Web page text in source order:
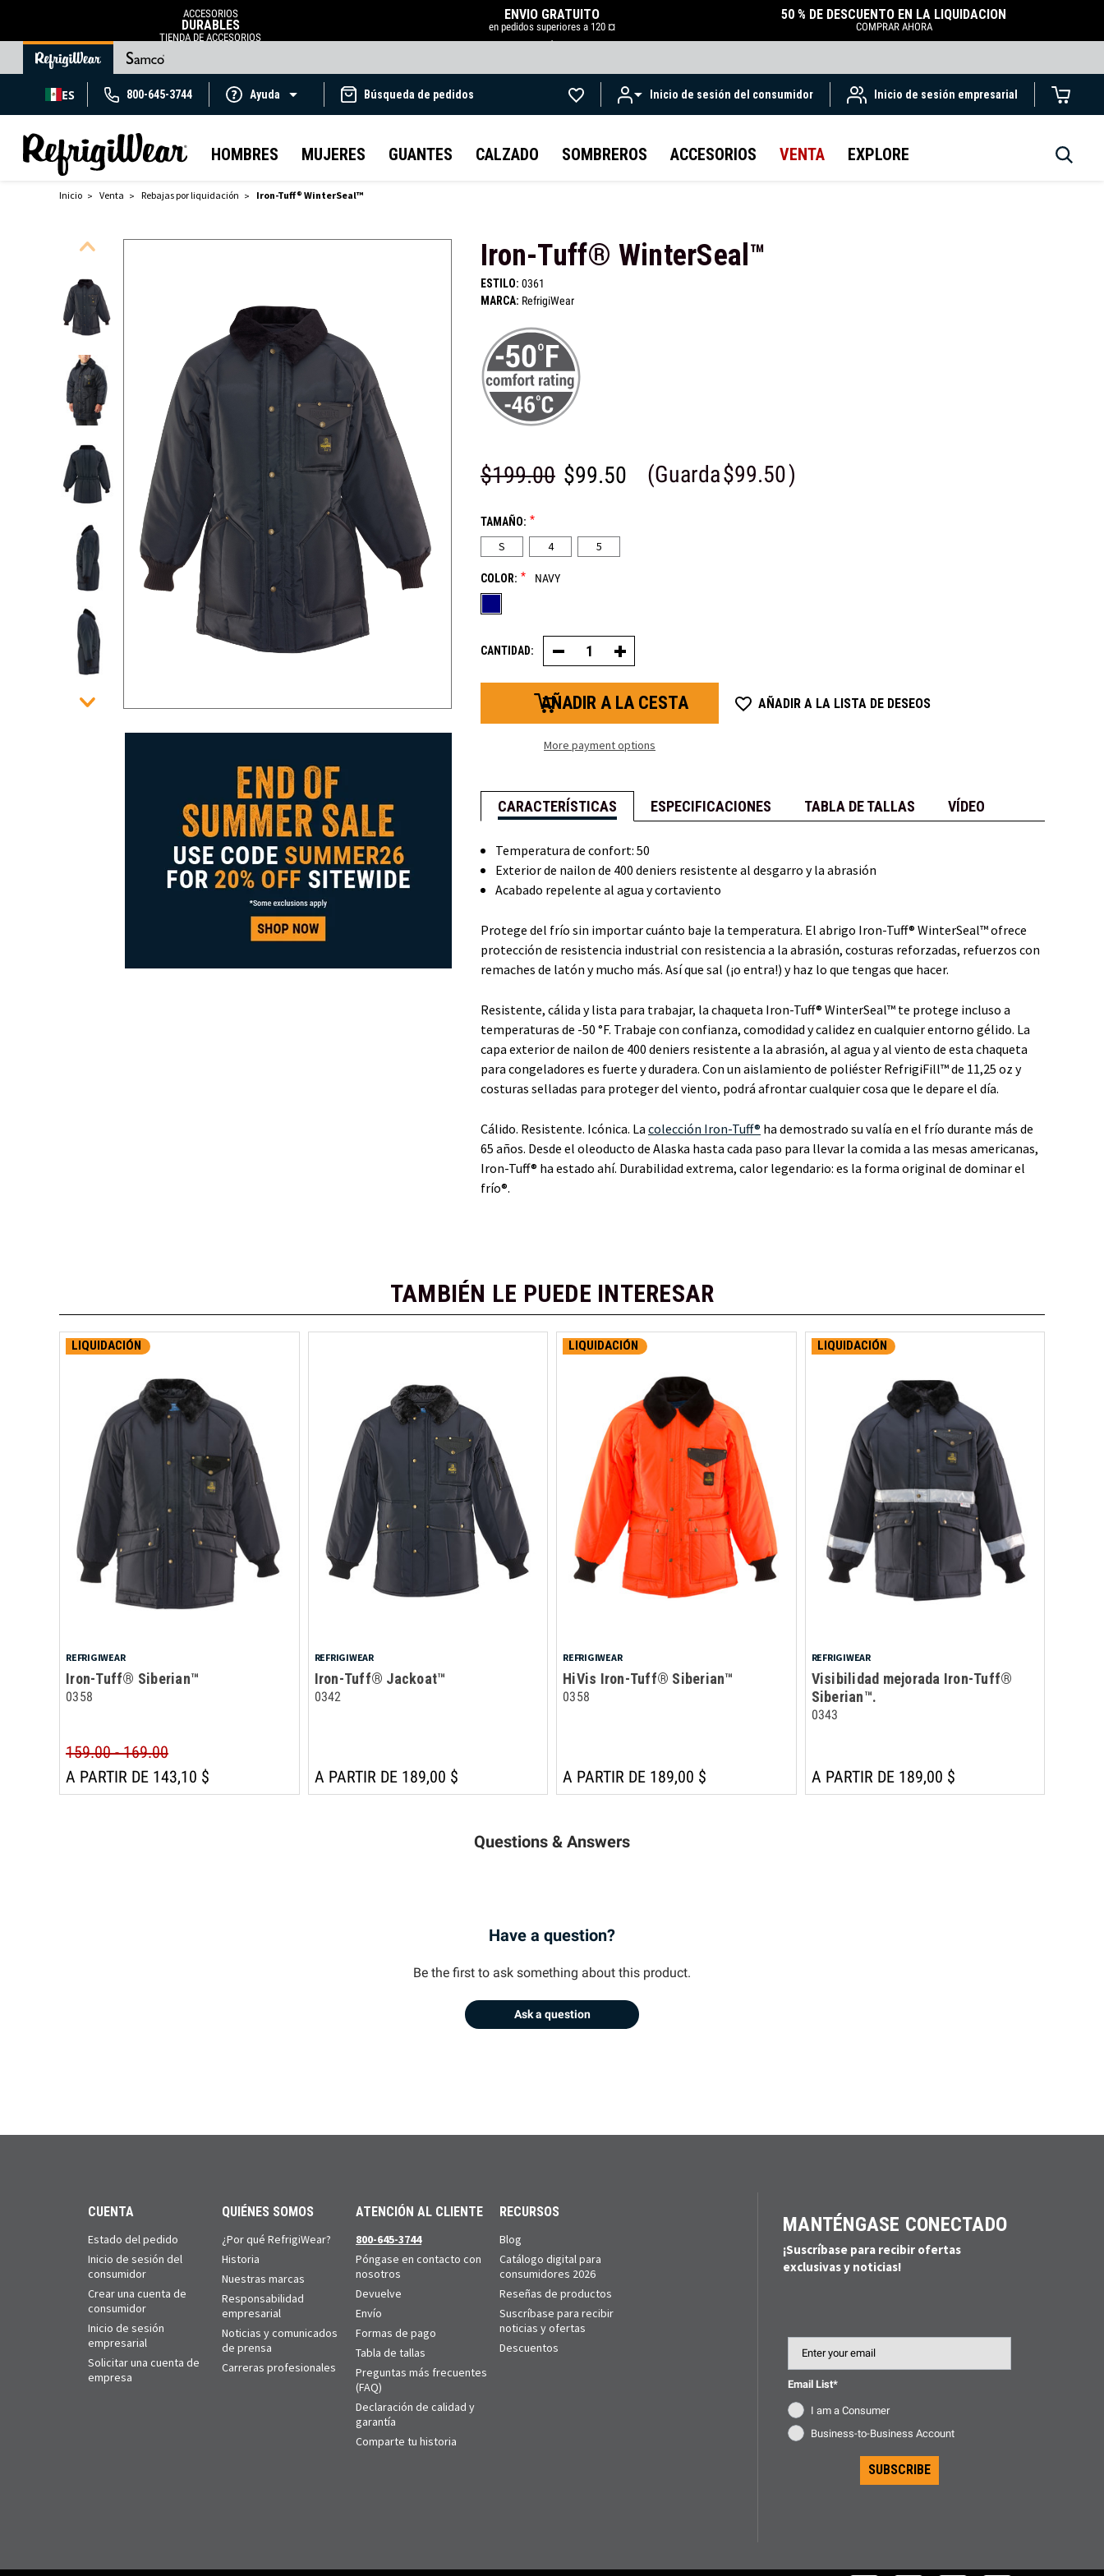
ACCESORIOS
DURABLES
TIENDA DE ACCESORIOS
ENVÍO GRATUITO
en pedidos superiores a 120 ¤
.
50 % DE DESCUENTO EN LA LIQUIDACIÓN
COMPRAR AHORA
ES 800-645-3744 Ayuda Búsqueda de pedidos Inicio de sesión del consumidor Inicio de sesión empresarial
HOMBRES MUJERES GUANTES CALZADO SOMBREROS ACCESORIOS VENTA EXPLORE
Inicio Venta Rebajas por liquidación Iron-Tuff® WinterSeal™
Iron-Tuff® WinterSeal™
ESTILO: 0361
MARCA: RefrigiWear
$199.00 $99.50 (Guarda$99.50)
TAMAÑO: *
S 4 5
COLOR: * NAVY
CANTIDAD: Disminuir
la
cantidad
de
Iron-
WinterSeal™
Aumentar
la
cantidad
Iron-
WinterSeal™
More payment options
AÑADIR A LA LISTA DE DESEOS
CARACTERÍSTICAS ESPECIFICACIONES TABLA DE TALLAS VÍDEO
Temperatura de confort: 50
Exterior de nailon de 400 deniers resistente al desgarro y la abrasión
Acabado repelente al agua y cortaviento
Protege del frío sin importar cuánto baje la temperatura. El abrigo Iron-Tuff® WinterSeal™ ofrece
protección de resistencia industrial con resistencia a la abrasión, costuras reforzadas, refuerzos con
remaches de latón y mucho más. Así que sal (¡o entra!) y haz lo que tengas que hacer.
Resistente, cálida y lista para trabajar, la chaqueta Iron-Tuff® WinterSeal™ te protege incluso a
temperaturas de -50 °F. Trabaje con confianza, comodidad y calidez en cualquier entorno gélido. La
capa exterior de nailon de 400 deniers resistente a la abrasión, al agua y al viento de esta chaqueta
para congeladores es fuerte y duradera. Con un aislamiento de poliéster RefrigiFill™ de 11,25 oz y
costuras selladas para proteger del viento, podrá afrontar cualquier cosa que le depare el día.
Cálido. Resistente. Icónica. La colección Iron-Tuff® ha demostrado su valía en el frío durante más de
65 años. Desde el oleoducto de Alaska hasta cada paso para llevar la comida a las mesas americanas,
Iron-Tuff® ha estado ahí. Durabilidad extrema, calor legendario: es la forma original de dominar el
frío®.
TAMBIÉN LE PUEDE INTERESAR
LIQUIDACIÓN
REFRIGIWEAR
Iron-Tuff® Siberian™
0358
159.00 - 169.00
A PARTIR DE 143,10 $
REFRIGIWEAR
Iron-Tuff® Jackoat™
0342
A PARTIR DE 189,00 $
LIQUIDACIÓN
REFRIGIWEAR
HiVis Iron-Tuff® Siberian™
0358
A PARTIR DE 189,00 $
LIQUIDACIÓN
REFRIGIWEAR
Visibilidad mejorada Iron-Tuff®
Siberian™.
0343
A PARTIR DE 189,00 $
Questions & Answers
Have a question?
Be the first to ask something about this product.
Ask a question
CUENTA
Estado del pedido
Inicio de sesión del
consumidor
Crear una cuenta de
consumidor
Inicio de sesión
empresarial
Solicitar una cuenta de
empresa
QUIÉNES SOMOS
¿Por qué RefrigiWear?
Historia
Nuestras marcas
Responsabilidad
empresarial
Noticias y comunicados
de prensa
Carreras profesionales
ATENCIÓN AL CLIENTE
800-645-3744
Póngase en contacto con
nosotros
Devuelve
Envío
Formas de pago
Tabla de tallas
Preguntas más frecuentes
(FAQ)
Declaración de calidad y
garantía
Comparte tu historia
RECURSOS
Blog
Catálogo digital para
consumidores 2026
Reseñas de productos
Suscríbase para recibir
noticias y ofertas
Descuentos
MANTÉNGASE CONECTADO
¡Suscríbase para recibir ofertas
exclusivas y noticias!
Email List*
I am a Consumer
Business-to-Business Account
SUBSCRIBE